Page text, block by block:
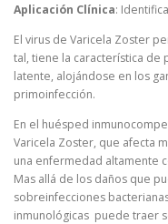
Aplicación Clínica:
El virus de Varicela Zoster
tal, tiene la característica
latente, alojándose en los
primoinfección.
En el huésped
Varicela Zoster, que afecta
una enfermedad altamente
Mas allá de los daños que
sobreinfecciones
inmunológicas puede traer